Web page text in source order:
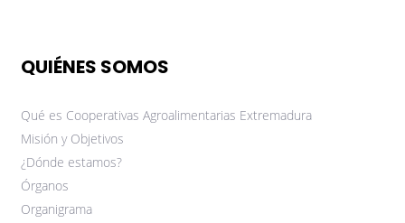
QUIÉNES SOMOS
Qué es Cooperativas Agroalimentarias Extremadura
Misión y Objetivos
¿Dónde estamos?
Órganos
Organigrama